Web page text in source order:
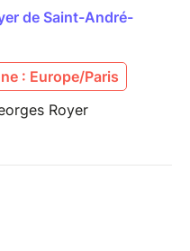
de Saint-André-
: Europe/Paris
Royer